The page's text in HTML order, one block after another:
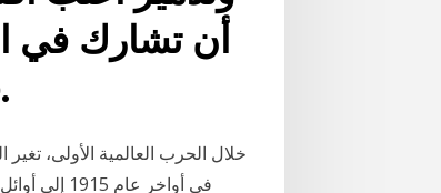
أن تشارك في
في النصف الأول من القرن الـ 20.
خلال الحرب العالمية الأولى،